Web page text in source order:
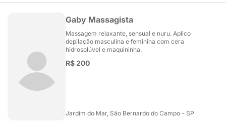
Gaby Massagista
Massagem relaxante, sensual e nuru. Aplico
depilação masculina e feminina com cera
hidrosolúvel e maquininha.
R$ 200
Jardim do Mar, São Bernardo do Campo - SP